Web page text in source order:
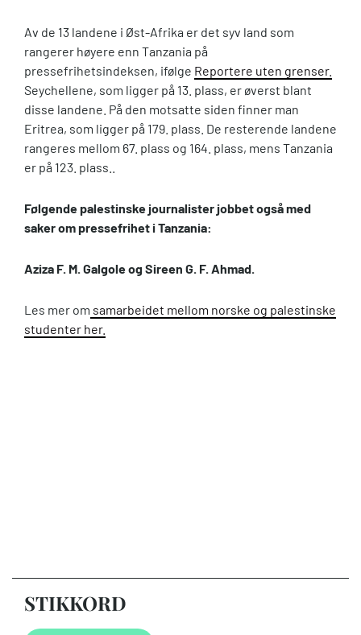
Av de 13 landene i Øst-Afrika er det syv land som
rangerer høyere enn Tanzania på
pressefrihetsindeksen, ifølge Reportere uten grenser.
Seychellene, som ligger på 13. plass, er øverst blant
disse landene. På den motsatte siden finner man
Eritrea, som ligger på 179. plass. De resterende landene
rangeres mellom 67. plass og 164. plass, mens Tanzania
er på 123. plass..
Følgende palestinske journalister jobbet også med
saker om pressefrihet i Tanzania:
Aziza F. M. Galgole og Sireen G. F. Ahmad.
Les mer om samarbeidet mellom norske og palestinske
studenter her.
STIKKORD